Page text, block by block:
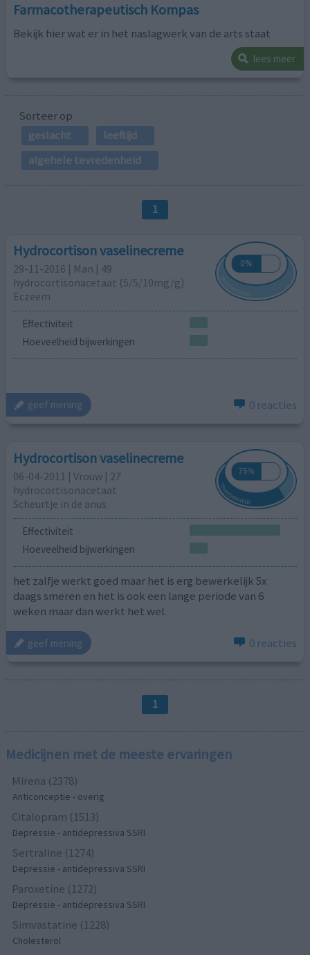
Farmacotherapeutisch Kompas
Bekijk hier wat er in het naslagwerk van de arts staat
lees meer
Sorteer op
geslacht
leeftijd
algehele tevredenheid
1
Hydrocortison vaselinecreme
29-11-2016 | Man | 49
hydrocortisonacetaat (5/5/10mg/g)
Eczeem
Effectiviteit
Hoeveelheid bijwerkingen
geef mening 0 reacties
Hydrocortison vaselinecreme
06-04-2011 | Vrouw | 27
hydrocortisonacetaat
Scheurtje in de anus
Effectiviteit
Hoeveelheid bijwerkingen
het zalfje werkt goed maar het is erg bewerkelijk 5x
daags smeren en het is ook een lange periode van 6
weken maar dan werkt het wel.
geef mening 0 reacties
1
Medicijnen met de meeste ervaringen
Mirena (2378)
Anticonceptie - overig
Citalopram (1513)
Depressie - antidepressiva SSRI
Sertraline (1274)
Depressie - antidepressiva SSRI
Paroxetine (1272)
Depressie - antidepressiva SSRI
Simvastatine (1228)
Cholesterol